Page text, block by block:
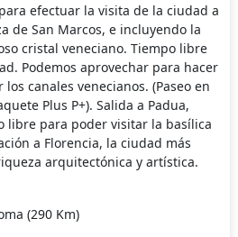
efectuar la visita de la ciudad a
de San Marcos, e incluyendo la
cristal veneciano. Tiempo libre
Podemos aprovechar para hacer
canales venecianos. (Paseo en
Plus P+). Salida a Padua,
libre para poder visitar la basílica
a Florencia, la ciudad más
arquitectónica y artística.
(290 Km)